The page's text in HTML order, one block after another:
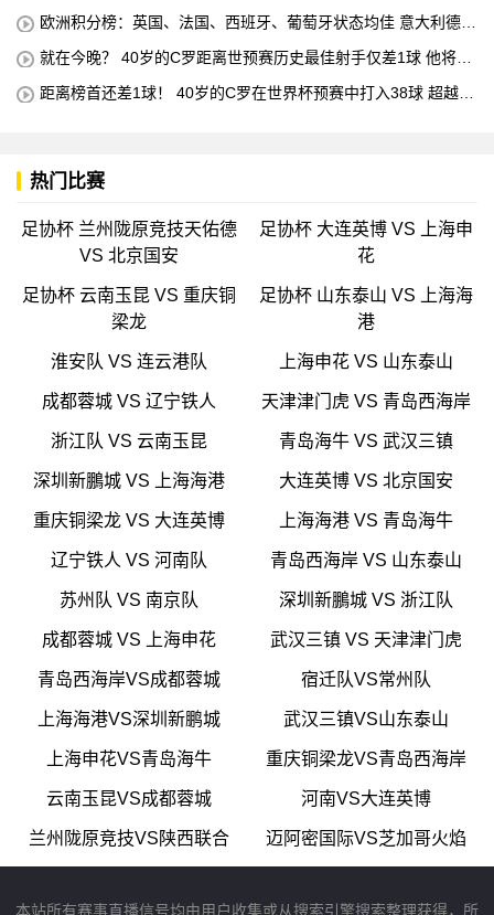
欧洲积分榜：英国、法国、西班牙、葡萄牙状态均佳 意大利德国
就在今晚？ 40岁的C罗距离世预赛历史最佳射手仅差1球 他将在
距离榜首还差1球！ 40岁的C罗在世界杯预赛中打入38球 超越梅
热门比赛
足协杯 兰州陇原竞技天佑德
VS 北京国安
足协杯 大连英博 VS 上海申
花
足协杯 云南玉昆 VS 重庆铜
梁龙
足协杯 山东泰山 VS 上海海
港
淮安队 VS 连云港队 上海申花 VS 山东泰山
成都蓉城 VS 辽宁铁人 天津津门虎 VS 青岛西海岸
浙江队 VS 云南玉昆 青岛海牛 VS 武汉三镇
深圳新鵬城 VS 上海海港 大连英博 VS 北京国安
重庆铜梁龙 VS 大连英博 上海海港 VS 青岛海牛
辽宁铁人 VS 河南队 青岛西海岸 VS 山东泰山
苏州队 VS 南京队 深圳新鵬城 VS 浙江队
成都蓉城 VS 上海申花 武汉三镇 VS 天津津门虎
青岛西海岸VS成都蓉城 宿迁队VS常州队
上海海港VS深圳新鹏城 武汉三镇VS山东泰山
上海申花VS青岛海牛 重庆铜梁龙VS青岛西海岸
云南玉昆VS成都蓉城 河南VS大连英博
兰州陇原竞技VS陕西联合 迈阿密国际VS芝加哥火焰
本站所有赛事直播信号均由用户收集或从搜索引擎搜索整理获得，所